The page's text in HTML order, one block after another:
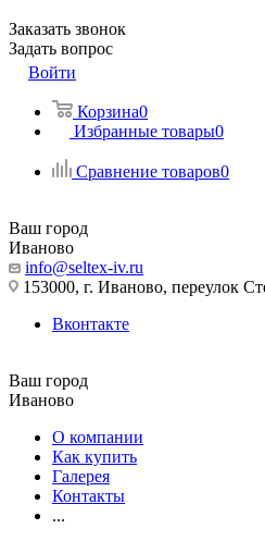
Заказать звонок
Задать вопрос
Войти
Корзина0
Избранные товары0
Сравнение товаров0
Ваш город
Иваново
info@seltex-iv.ru
153000, г. Иваново, переулок
Вконтакте
Ваш город
Иваново
О компании
Как купить
Галерея
Контакты
...